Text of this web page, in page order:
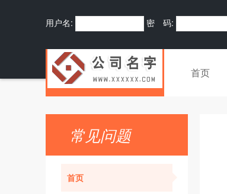
用户名: 密 码:
首页
常见问题
首页